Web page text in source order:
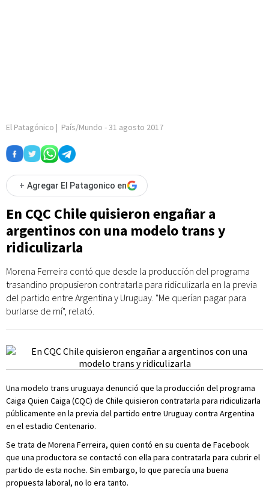
El Patagónico | País/Mundo -31 agosto 2017
+ Agregar El Patagonico en
En CQC Chile quisieron engañar a
argentinos con una modelo trans y
ridiculizarla
Morena Ferreira contó que desde la producción del programa
trasandino propusieron contratarla para ridiculizarla en la previa
del partido entre Argentina y Uruguay. "Me querían pagar para
burlarse de mí", relató.
Una modelo trans uruguaya denunció que la producción del programa
Caiga Quien Caiga (CQC) de Chile quisieron contratarla para ridiculizarla
públicamente en la previa del partido entre Uruguay contra Argentina
en el estadio Centenario.
Se trata de Morena Ferreira, quien contó en su cuenta de Facebook
que una productora se contactó con ella para contratarla para cubrir el
partido de esta noche. Sin embargo, lo que parecía una buena
propuesta laboral, no lo era tanto.